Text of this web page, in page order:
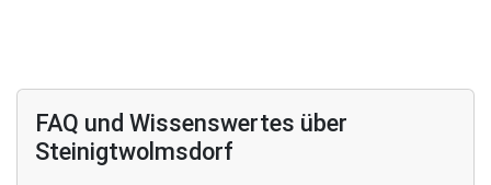
FAQ und Wissenswertes über
Steinigtwolmsdorf